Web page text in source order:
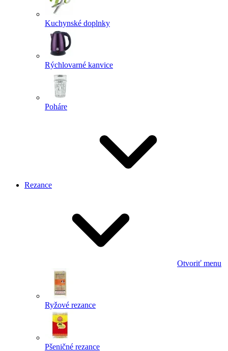
Kuchynské doplnky
Rýchlovarné kanvice
Poháre
Rezance
Otvoriť menu
Ryžové rezance
Pšeničné rezance